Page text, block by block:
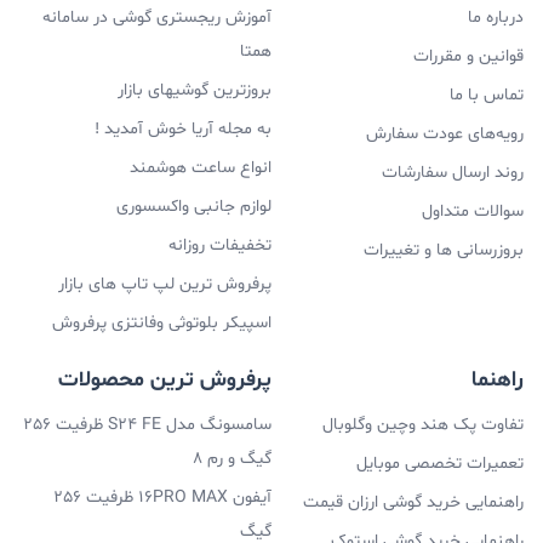
کیفیت ساخت
به خوبی می‌دانیم که سامسونگ به کیفیت بالای محصولاتش
معروف است و همین موضوع و تکنولوژی‌های بسیار بروز این
کمپانی در محصولاتش باعث شده تا این برند کره‌ای خاص
مورد توجه مردم قرار گیرد و خریداران برای خرید محصولات
این برند خاص دست و پا بشکانند. طراحی و کیفیت ساخت
تمامی محصولات سامسونگ بسیار خوب بوده و فرقی ندارد که
چه محصولی از این برند معروف خریداری می‌کنید، این
محصولات تماما دارای کیفیت بسیار بالایی هستند.
سامسونگ سعی کرده تا تمامی محصولاتش را با کیفیت بالا
عرضه کنند و این کیفیت ساخت یکی از فاکتورهای مهمی
است که خریداران را به سمت خرید محصولات سامسونگ
درباره ما
قوانین و مقررات
تماس با ما
رویه‌های عودت سفارش
روند ارسال سفارشات
سوالات متداول
بروزرسانی ها و تغییرات
آموزش ریجستری گوشی در سامانه
همتا
بروزترین گوشیهای بازار
به مجله آریا خوش آمدید !
انواع ساعت هوشمند
لوازم جانبی واکسسوری
تخفیفات روزانه
پرفروش ترین لپ تاپ های بازار
اسپیکر بلوتوثی وفانتزی پرفروش
راهنما
تفاوت پک هند وچین وگلوبال
تعمیرات تخصصی موبایل
راهنمایی خرید گوشی ارزان قیمت
پرفروش ترین محصولات
سامسونگ مدل S24 FE ظرفیت 256
گیگ و رم 8
آیفون 16PRO MAX ظرفیت 256
گیگ